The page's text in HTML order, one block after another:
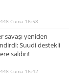
Cuma 16:58
savaşı yeniden
Suudi destekli
saldırı!
Cuma 16:42